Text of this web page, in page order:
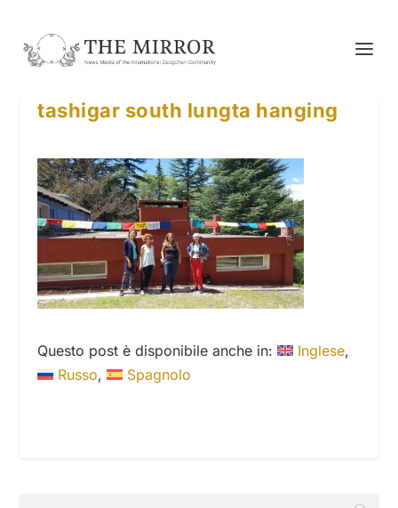
tashigar south lungta hanging
Questo post è disponibile anche in:
Inglese
Russo
Spagnolo